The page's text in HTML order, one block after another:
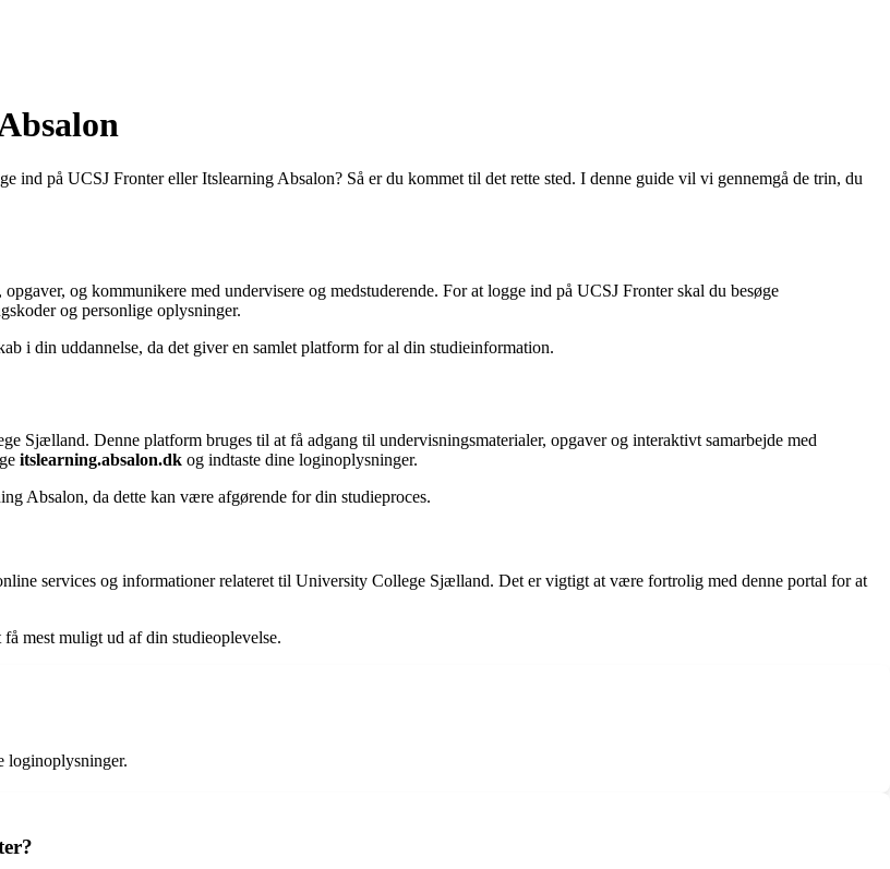
på UCSJ Fronter eller Itslearning Absalon? Så er du kommet til det rette sted. I denne guide vil vi gennemgå de trin, du
og kommunikere med undervisere og medstuderende. For at logge ind på UCSJ Fronter skal du besøge
og personlige oplysninger.
i din uddannelse, da det giver en samlet platform for al din studieinformation.
Sjælland. Denne platform bruges til at få adgang til undervisningsmaterialer, opgaver og interaktivt samarbejde med
itslearning.absalon.dk og indtaste dine loginoplysninger.
Absalon, da dette kan være afgørende for din studieproces.
services og informationer relateret til University College Sjælland. Det er vigtigt at være fortrolig med denne portal for at
mest muligt ud af din studieoplevelse.
loginoplysninger.